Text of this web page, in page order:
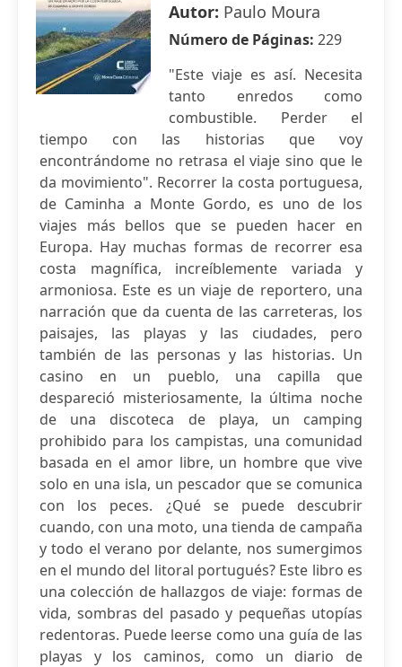
Autor: Paulo Moura
Número de Páginas: 229
"Este viaje es así. Necesita
tanto enredos como
combustible. Perder el
tiempo con las historias que voy
encontrándome no retrasa el viaje sino que le
da movimiento". Recorrer la costa portuguesa,
de Caminha a Monte Gordo, es uno de los
viajes más bellos que se pueden hacer en
Europa. Hay muchas formas de recorrer esa
costa magnífica, increíblemente variada y
armoniosa. Este es un viaje de reportero, una
narración que da cuenta de las carreteras, los
paisajes, las playas y las ciudades, pero
también de las personas y las historias. Un
casino en un pueblo, una capilla que
despareció misteriosamente, la última noche
de una discoteca de playa, un camping
prohibido para los campistas, una comunidad
basada en el amor libre, un hombre que vive
solo en una isla, un pescador que se comunica
con los peces. ¿Qué se puede descubrir
cuando, con una moto, una tienda de campaña
y todo el verano por delante, nos sumergimos
en el mundo del litoral portugués? Este libro es
una colección de hallazgos de viaje: formas de
vida, sombras del pasado y pequeñas utopías
redentoras. Puede leerse como una guía de las
playas y los caminos, como un diario de